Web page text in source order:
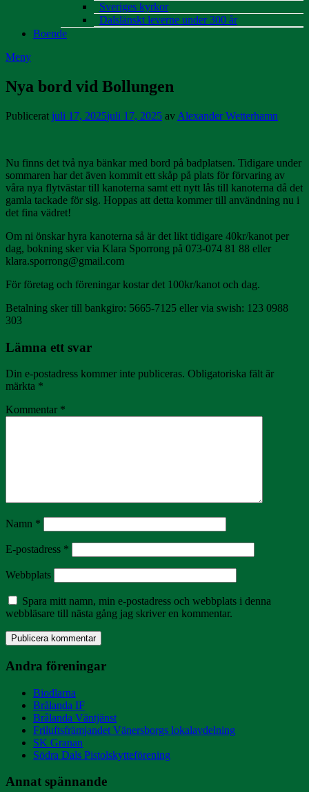
Sveriges kyrkor
Dalslänskt leverne under 300 år
Boende
Meny
Nya bord vid Bollungen
Publicerat juli 17, 2025juli 17, 2025 av Alexander Wetterhamn
Nu finns det två nya bänkar med bord på badplatsen. Tidigare under
sommaren har det även kommit ett skåp på plats för förvaring av
våra nya flytvästar till kanoterna samt ett nytt lås till kanoterna då det
gamla tackade för sig. Hoppas att detta kommer till användning nu i
det fina vädret!
Om ni önskar hyra kanoterna så är det likt tidigare 40kr/kanot per
dag, bokning sker via Klara Sporrong på 073-074 81 88 eller
klara.sporrong@gmail.com
För företag och föreningar kostar det 100kr/kanot och dag.
Betalning sker till bankgiro: 5665-7125 eller via swish: 123 0988
303
Lämna ett svar
Din e-postadress kommer inte publiceras. Obligatoriska fält är
märkta *
Kommentar *
Namn *
E-postadress *
Webbplats
Spara mitt namn, min e-postadress och webbplats i denna
webbläsare till nästa gång jag skriver en kommentar.
Andra föreningar
Biodlarna
Brålanda IF
Brålanda Väntjänst
Friluftsfrämjandet Vänersborgs lokalavdelning
SK Granan
Södra Dals Pistolskytteförening
Annat spännande